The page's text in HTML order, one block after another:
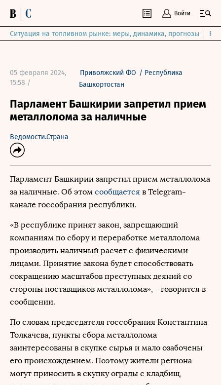
Войти
Ситуация на топливном рынке: меры, динамика, прогнозы
05 февраля 2024,
15:58 /
Приволжский ФО / Республика
Башкортостан
Парламент Башкирии запретил прием
металлолома за наличные
Ведомости.Страна
Парламент Башкирии запретил прием металлолома
за наличные. Об этом сообщается в Telegram-
канале госсобрания республики.
«В республике принят закон, запрещающий
компаниям по сбору и переработке металлолома
производить наличный расчет с физическими
лицами. Принятие закона будет способствовать
сокращению масштабов преступных деяний со
стороны поставщиков металлолома», – говорится в
сообщении.
По словам председателя госсобрания Константина
Толкачева, пункты сбора металлолома
заинтересованы в скупке сырья и мало озабочены
его происхождением. Поэтому жители региона
могут приносить в скупку ограды с кладбищ,